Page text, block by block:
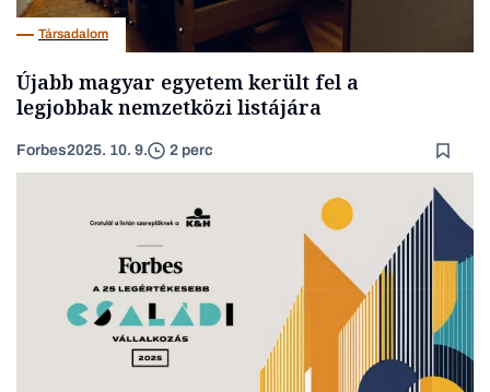
Társadalom
Újabb magyar egyetem került fel a
legjobbak nemzetközi listájára
Forbes2025. 10. 9. 2 perc